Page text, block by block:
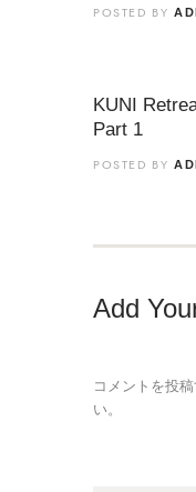
POSTED BY
KUNI
Part 1
POSTED BY
Add
コメントを投
い。